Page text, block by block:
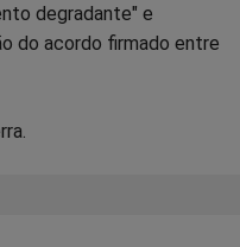
degradante" e
do acordo firmado entre